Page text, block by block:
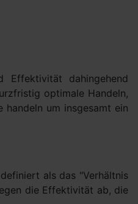
Effektivität dahingehend
optimale Handeln,
um insgesamt ein
als das "Verhältnis
die Effektivität ab, die